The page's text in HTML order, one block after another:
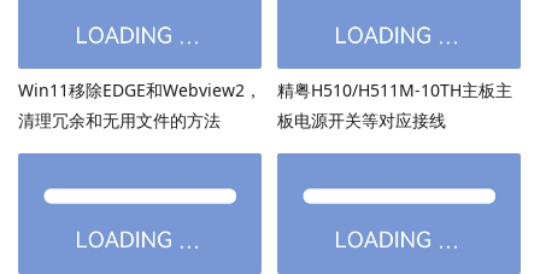
Win11移除EDGE和Webview2，
清理冗余和无用文件的方法
精粤H510/H511M-10TH主板主
板电源开关等对应接线